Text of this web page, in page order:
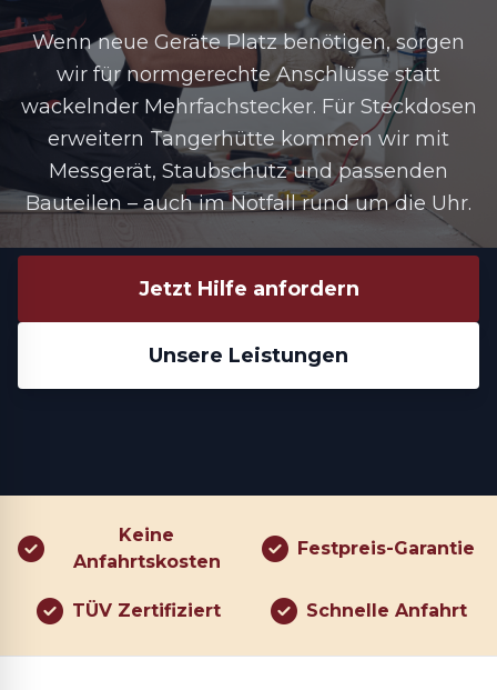
Wenn neue Geräte Platz benötigen, sorgen
wir für normgerechte Anschlüsse statt
wackelnder Mehrfachstecker. Für Steckdosen
erweitern Tangerhütte kommen wir mit
Messgerät, Staubschutz und passenden
Bauteilen – auch im Notfall rund um die Uhr.
Jetzt Hilfe anfordern
Unsere Leistungen
Keine
Anfahrtskosten
Festpreis-Garantie
TÜV Zertifiziert Schnelle Anfahrt